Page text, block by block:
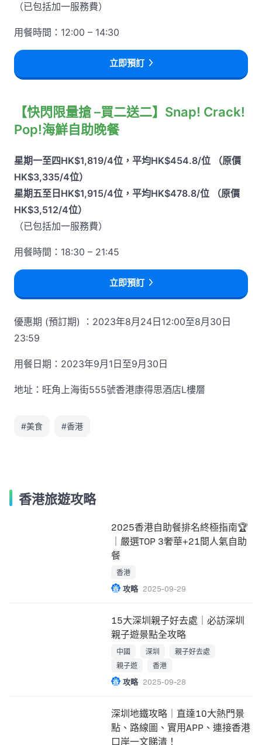
（已包括加一服務費）
用餐時間：12:00 – 14:30
立即預訂
【快閃限量搶 –買二送二】Snap! Crack!
Pop!海鮮自助晚餐
星期一至四HK$1,819/4位，平均HK$454.8/位 （原價
HK$3,335/4位）
星期五至日HK$1,915/4位，平均HK$478.8/位 （原價
HK$3,512/4位）
（已包括加一服務費）
用餐時間：18:30 – 21:45
立即預訂
優惠期 (預訂期) ：2023年8月24日12:00至8月30日
23:59
用餐日期：2023年9月1日至9月30日
地址：旺角上海街555號香港康得思酒店L樓層
#美食 #香港
香港旅遊攻略
2025香港自助餐排名終極指南🏆
｜嚴選TOP 3奢華+21間人氣自助
餐
香港
攻略 2025-09-29
15大深圳親子好去處｜必訪深圳
親子遊景點全攻略
中國 深圳
親子好去處
親子遊
香港
攻略 2025-09-28
深圳地鐵攻略｜直達10大熱門景
點、路線圖、實用APP、連接香港
口岸一文睇清！